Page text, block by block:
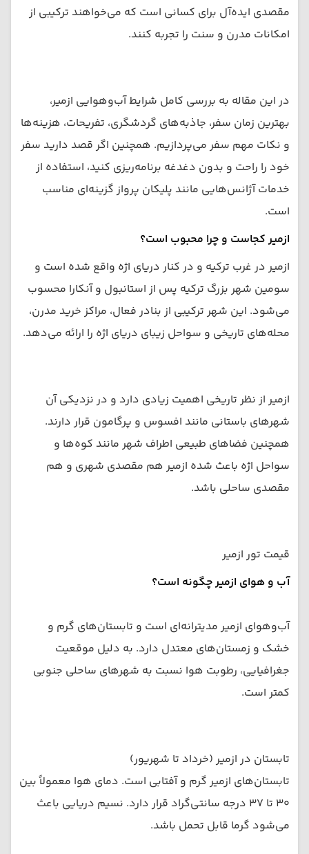
مقصدی ایده‌آل برای کسانی است که می‌خواهند ترکیبی از
امکانات مدرن و سنت را تجربه کنند.
در این مقاله به بررسی کامل شرایط آب‌وهوایی ازمیر،
بهترین زمان سفر، جاذبه‌های گردشگری، تفریحات، هزینه‌ها
و نکات مهم سفر می‌پردازیم. همچنین اگر قصد دارید سفر
خود را راحت و بدون دغدغه برنامه‌ریزی کنید، استفاده از
خدمات آژانس‌هایی مانند پلیکان پرواز گزینه‌ای مناسب
است.
ازمیر کجاست و چرا محبوب است؟
ازمیر در غرب ترکیه و در کنار دریای اژه واقع شده است و
سومین شهر بزرگ ترکیه پس از استانبول و آنکارا محسوب
می‌شود. این شهر ترکیبی از بنادر فعال، مراکز خرید مدرن،
محله‌های تاریخی و سواحل زیبای دریای اژه را ارائه می‌دهد.
ازمیر از نظر تاریخی اهمیت زیادی دارد و در نزدیکی آن
شهرهای باستانی مانند افسوس و پرگامون قرار دارند.
همچنین فضاهای طبیعی اطراف شهر مانند کوه‌ها و
سواحل اژه باعث شده ازمیر هم مقصدی شهری و هم
مقصدی ساحلی باشد.
قیمت تور ازمیر
آب و هوای ازمیر چگونه است؟
آب‌وهوای ازمیر مدیترانه‌ای است و تابستان‌های گرم و
خشک و زمستان‌های معتدل دارد. به دلیل موقعیت
جغرافیایی، رطوبت هوا نسبت به شهرهای ساحلی جنوبی
کمتر است.
تابستان در ازمیر (خرداد تا شهریور)
تابستان‌های ازمیر گرم و آفتابی است. دمای هوا معمولاً بین
۳۰ تا ۳۷ درجه سانتی‌گراد قرار دارد. نسیم دریایی باعث
می‌شود گرما قابل تحمل باشد.